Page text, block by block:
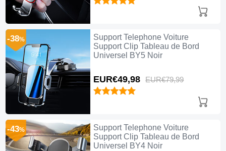
Support Telephone Voiture
Support Clip Tableau de Bord
Universel BY5 Noir
EUR€49,98 EUR€79,99
-38%
Support Telephone Voiture
Support Clip Tableau de Bord
Universel BY4 Noir
-43%